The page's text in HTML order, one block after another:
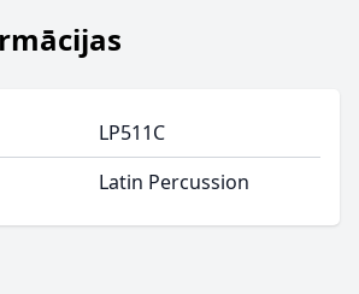
LP511C
Latin Percussion